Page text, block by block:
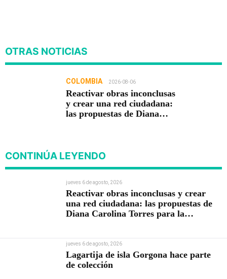
OTRAS NOTICIAS
COLOMBIA 2026-08-06
Reactivar obras inconclusas
y crear una red ciudadana:
las propuestas de Diana
CONTINÚA LEYENDO
jueves 6 de agosto, 2026
Reactivar obras inconclusas y crear
una red ciudadana: las propuestas de
Diana Carolina Torres para la
jueves 6 de agosto, 2026
Lagartija de isla Gorgona hace parte
de colección